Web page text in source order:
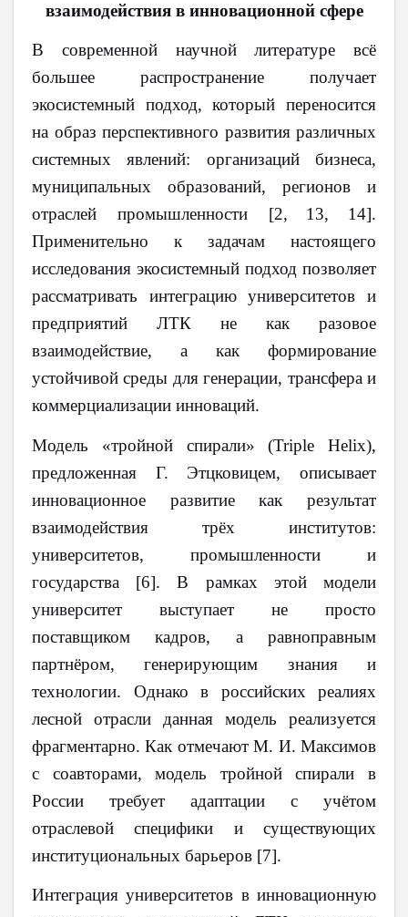
взаимодействия в инновационной сфере
В современной научной литературе всё
большее распространение получает
экосистемный подход, который переносится
на образ перспективного развития различных
системных явлений: организаций бизнеса,
муниципальных образований, регионов и
отраслей промышленности [2,
13,
14].
Применительно к задачам настоящего
исследования экосистемный подход позволяет
рассматривать интеграцию университетов и
предприятий ЛТК не как разовое
взаимодействие, а как формирование
устойчивой среды для генерации, трансфера и
коммерциализации инноваций.
Модель «тройной спирали» (Triple Helix),
предложенная Г. Этцковицем, описывает
инновационное развитие как результат
взаимодействия трёх институтов:
университетов, промышленности и
государства [6]. В рамках этой модели
университет выступает не просто
поставщиком кадров, а равноправным
партнёром, генерирующим знания и
технологии. Однако в российских реалиях
лесной отрасли данная модель реализуется
фрагментарно. Как отмечают М. И. Максимов
с соавторами, модель тройной спирали в
России требует адаптации с учётом
отраслевой специфики и существующих
институциональных барьеров [7].
Интеграция университетов в инновационную